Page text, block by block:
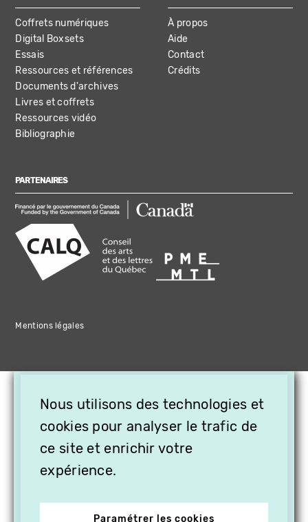
Coffrets numériques
Digital Boxsets
Essais
Ressources et références
Documents d'archives
Livres et coffrets
Ressources vidéo
Bibliographie
À propos
Aide
Contact
Crédits
PARTENAIRES
Mentions légales
Nous utilisons des technologies et
cookies pour analyser le trafic de
ce site et enrichir votre
expérience.
Paramétrer les cookies
OFFREZ LA VIDÉO EN
CADEAU, ABONNEZ VOS
PROCHES À VITHÈQUE !